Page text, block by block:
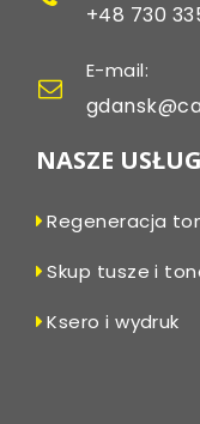
+48 730
E-mail:
NASZE
Regeneracja
Skup tusze i
Ksero i wydruk